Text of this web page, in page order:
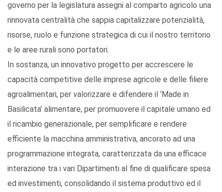
governo per la legislatura assegni al comparto agricolo una
rinnovata centralità che sappia capitalizzare potenzialità,
risorse, ruolo e funzione strategica di cui il nostro territorio
e le aree rurali sono portatori.
In sostanza, un innovativo progetto per accrescere le
capacità competitive delle imprese agricole e delle filiere
agroalimentari, per valorizzare e difendere il ‘Made in
Basilicata’ alimentare, per promuovere il capitale umano ed
il ricambio generazionale, per semplificare e rendere
efficiente la macchina amministrativa, ancorato ad una
programmazione integrata, caratterizzata da una efficace
interazione tra i vari Dipartimenti al fine di qualificare spesa
ed investimenti, consolidando il sistema produttivo ed il